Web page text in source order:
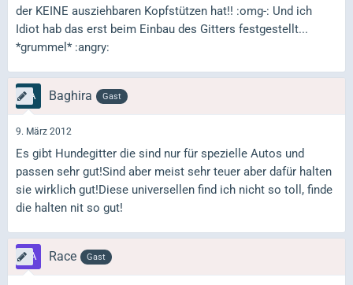
der KEINE ausziehbaren Kopfstützen hat!! :omg-: Und ich
Idiot hab das erst beim Einbau des Gitters festgestellt...
*grummel* :angry:
Baghira Gast
9. März 2012
Es gibt Hundegitter die sind nur für spezielle Autos und
passen sehr gut!Sind aber meist sehr teuer aber dafür halten
sie wirklich gut!Diese universellen find ich nicht so toll, finde
die halten nit so gut!
Race Gast